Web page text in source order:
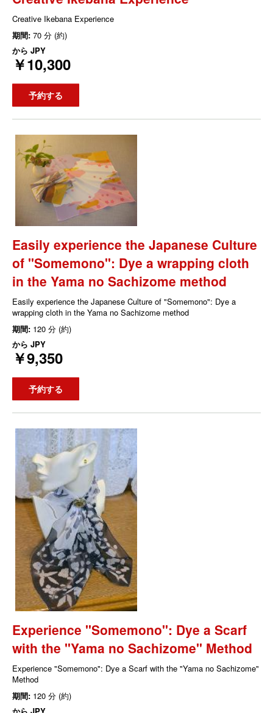
Creative Ikebana Experience
期間: 70 分 (約)
から JPY
￥10,300
予約する
Easily experience the Japanese Culture
of "Somemono": Dye a wrapping cloth
in the Yama no Sachizome method
Easily experience the Japanese Culture of "Somemono": Dye a
wrapping cloth in the Yama no Sachizome method
期間: 120 分 (約)
から JPY
￥9,350
予約する
Experience "Somemono": Dye a Scarf
with the "Yama no Sachizome" Method
Experience "Somemono": Dye a Scarf with the "Yama no Sachizome"
Method
期間: 120 分 (約)